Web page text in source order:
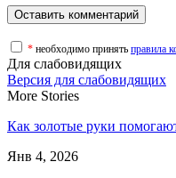
* необходимо принять правила
Для слабовидящих
Версия для слабовидящих
More Stories
Как золотые руки
Янв 4, 2026